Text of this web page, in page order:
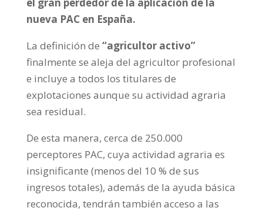
nueva PAC en España.
La definición de “agricultor activo”
finalmente se aleja del agricultor profesional
e incluye a todos los titulares de
explotaciones aunque su actividad agraria
sea residual.
De esta manera, cerca de 250.000
perceptores PAC, cuya actividad agraria es
insignificante (menos del 10 % de sus
ingresos totales), además de la ayuda básica
reconocida, tendrán también acceso a las